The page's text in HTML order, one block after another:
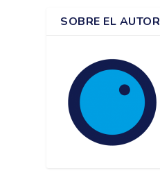
SOBRE EL AUTOR